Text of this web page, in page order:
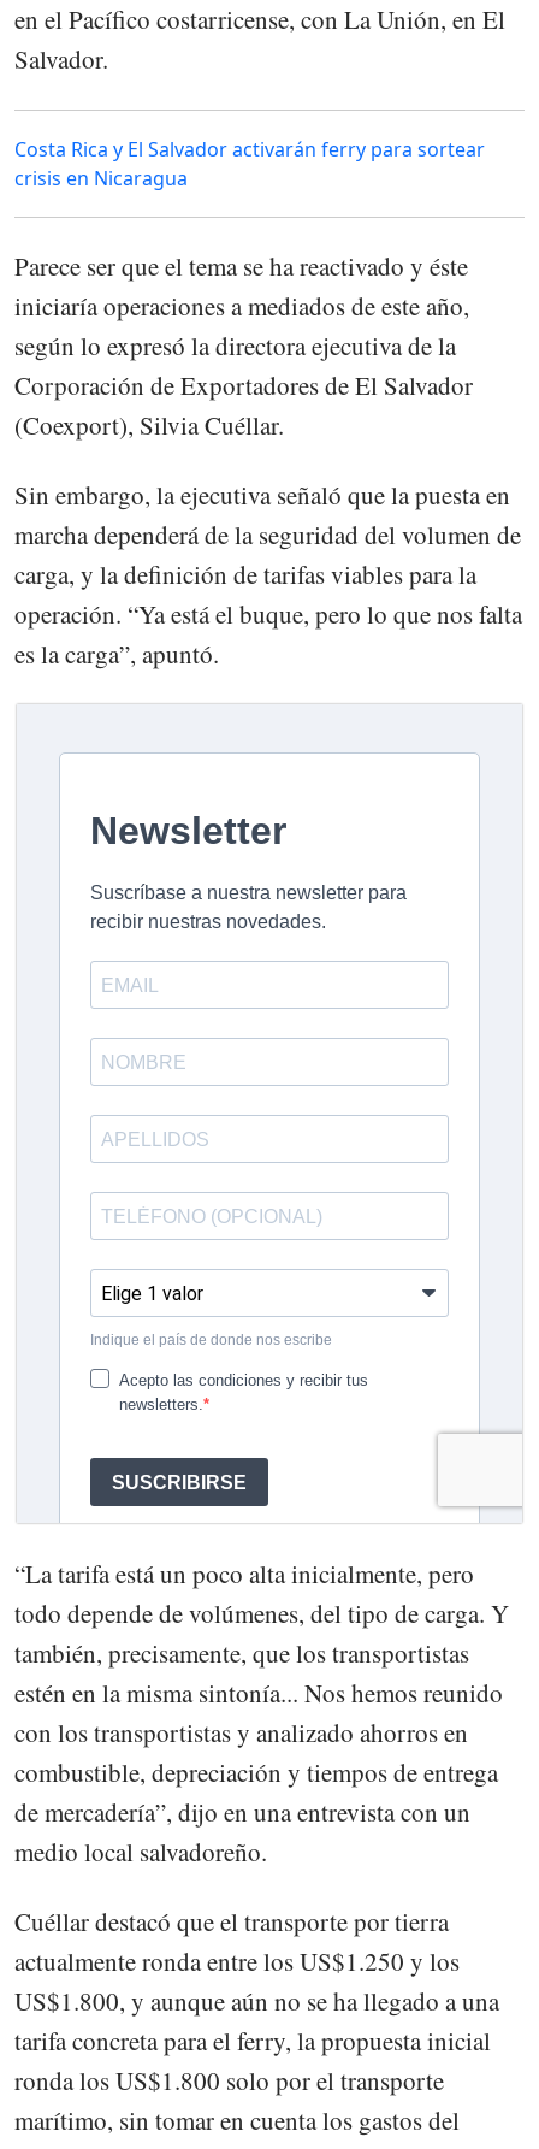
en el Pacífico costarricense, con La Unión, en El
Salvador.
Costa Rica y El Salvador activarán ferry para sortear
crisis en Nicaragua
Parece ser que el tema se ha reactivado y éste
iniciaría operaciones a mediados de este año,
según lo expresó la directora ejecutiva de la
Corporación de Exportadores de El Salvador
(Coexport), Silvia Cuéllar.
Sin embargo, la ejecutiva señaló que la puesta en
marcha dependerá de la seguridad del volumen de
carga, y la definición de tarifas viables para la
operación. “Ya está el buque, pero lo que nos falta
es la carga”, apuntó.
“La tarifa está un poco alta inicialmente, pero
todo depende de volúmenes, del tipo de carga. Y
también, precisamente, que los transportistas
estén en la misma sintonía... Nos hemos reunido
con los transportistas y analizado ahorros en
combustible, depreciación y tiempos de entrega
de mercadería”, dijo en una entrevista con un
medio local salvadoreño.
Cuéllar destacó que el transporte por tierra
actualmente ronda entre los US$1.250 y los
US$1.800, y aunque aún no se ha llegado a una
tarifa concreta para el ferry, la propuesta inicial
ronda los US$1.800 solo por el transporte
marítimo, sin tomar en cuenta los gastos del